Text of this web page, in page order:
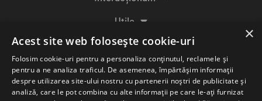
Utile
De la creatorii
Acceptăm plăți cu
×
Acest site web folosește cookie-uri
Folosim cookie-uri pentru a personaliza conținutul, reclamele și
pentru a ne analiza traficul. De asemenea, împărtășim informații
despre utilizarea site-ului nostru cu partenerii noștri de publicitate și
analiză, care le pot combina cu alte informații pe care le-ați furnizat